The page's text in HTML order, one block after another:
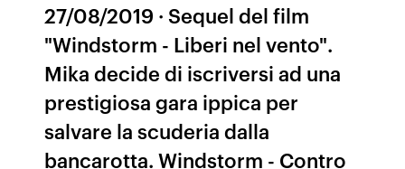
27/08/2019 · Sequel del film
"Windstorm - Liberi nel vento".
Mika decide di iscriversi ad una
prestigiosa gara ippica per
salvare la scuderia dalla
bancarotta. Windstorm - Contro